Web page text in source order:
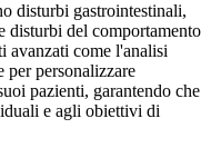
disturbi gastrointestinali,
disturbi del comportamento
avanzati come l'analisi
per personalizzare
pazienti, garantendo che
e agli obiettivi di